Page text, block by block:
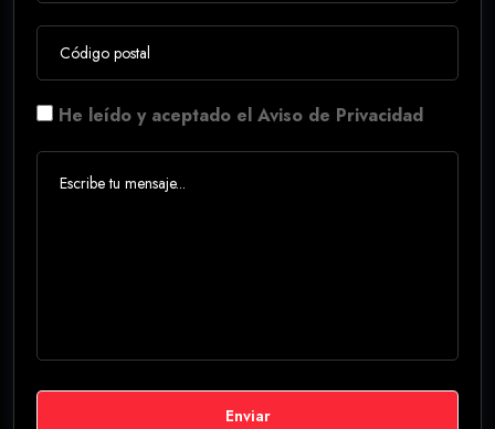
He leído y aceptado el Aviso de Privacidad
Enviar